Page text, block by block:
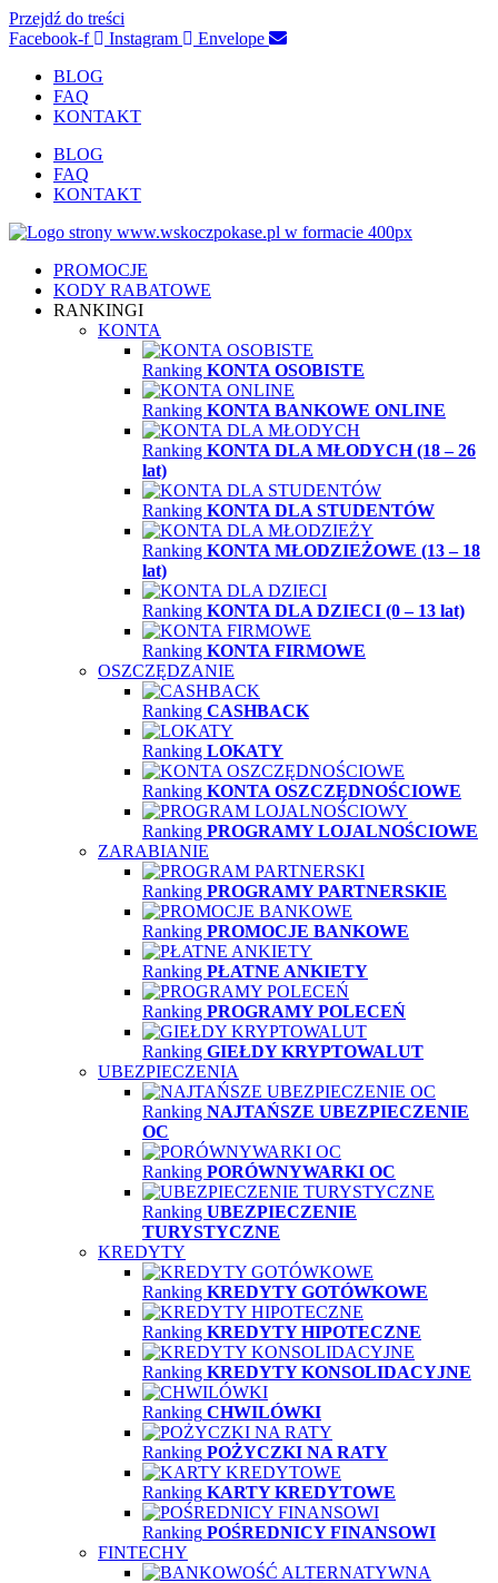
Przejdź do treści
Facebook-f
Instagram
Envelope
BLOG
FAQ
KONTAKT
BLOG
FAQ
KONTAKT
PROMOCJE
KODY RABATOWE
RANKINGI
KONTA
Ranking KONTA OSOBISTE
Ranking KONTA BANKOWE ONLINE
Ranking KONTA DLA MŁODYCH (18 – 26
lat)
Ranking KONTA DLA STUDENTÓW
Ranking KONTA MŁODZIEŻOWE (13 – 18
lat)
Ranking KONTA DLA DZIECI (0 – 13 lat)
Ranking KONTA FIRMOWE
OSZCZĘDZANIE
Ranking CASHBACK
Ranking LOKATY
Ranking KONTA OSZCZĘDNOŚCIOWE
Ranking PROGRAMY LOJALNOŚCIOWE
ZARABIANIE
Ranking PROGRAMY PARTNERSKIE
Ranking PROMOCJE BANKOWE
Ranking PŁATNE ANKIETY
Ranking PROGRAMY POLECEŃ
Ranking GIEŁDY KRYPTOWALUT
UBEZPIECZENIA
Ranking NAJTAŃSZE UBEZPIECZENIE
OC
Ranking PORÓWNYWARKI OC
Ranking UBEZPIECZENIE
TURYSTYCZNE
KREDYTY
Ranking KREDYTY GOTÓWKOWE
Ranking KREDYTY HIPOTECZNE
Ranking KREDYTY KONSOLIDACYJNE
Ranking CHWILÓWKI
Ranking POŻYCZKI NA RATY
Ranking KARTY KREDYTOWE
Ranking POŚREDNICY FINANSOWI
FINTECHY